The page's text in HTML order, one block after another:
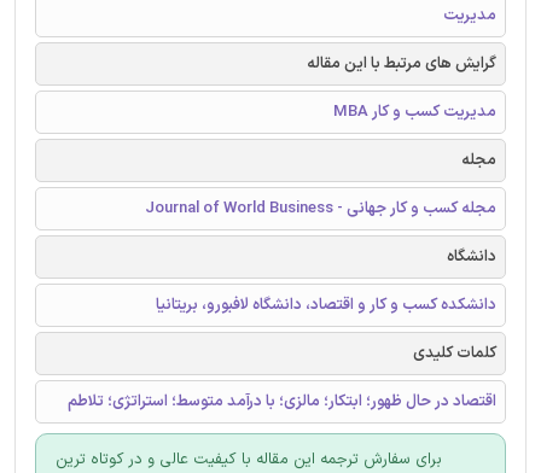
مدیریت
گرایش های مرتبط با این مقاله
مدیریت کسب و کار MBA
مجله
مجله کسب و کار جهانی - Journal of World Business
دانشگاه
دانشکده کسب و کار و اقتصاد، دانشگاه لافبورو، بریتانیا
کلمات کلیدی
اقتصاد در حال ظهور؛ ابتکار؛ مالزی؛ با درآمد متوسط؛ استراتژی؛ تلاطم
برای سفارش ترجمه این مقاله با کیفیت عالی و در کوتاه ترین